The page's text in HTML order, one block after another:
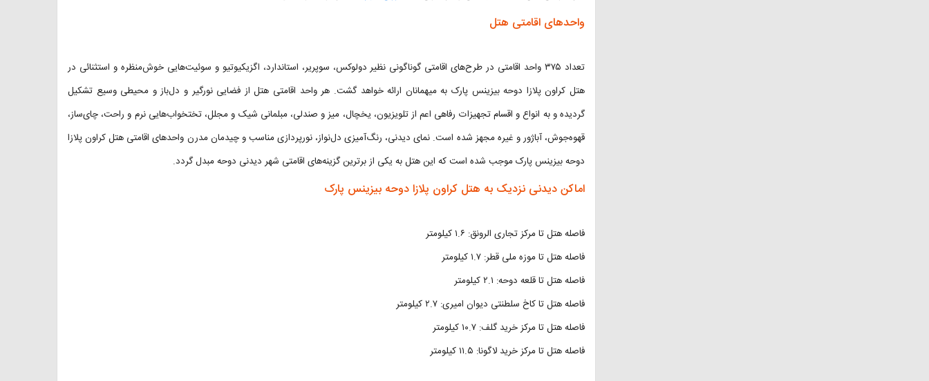
واحدهای اقامتی هتل
تعداد ۳۷۵ واحد اقامتی در طرح‌های اقامتی گوناگونی نظیر دولوکس، سوپریر، استاندارد، اگزیکیوتیو و سوئیت‌هایی خوش‌منظره و استثنائی در
هتل کراون پلازا دوحه بیزینس پارک به میهمانان ارائه خواهد گشت. هر واحد اقامتی هتل از فضایی نورگیر و دل‌باز و محیطی وسیع تشکیل
گردیده و به انواع و اقسام تجهیزات رفاهی اعم از تلویزیون، یخچال، میز و صندلی، مبلمانی شیک و مجلل، تختخواب‌هایی نرم و راحت، چای‌ساز،
قهوه‌جوش، آباژور و غیره مجهز شده است. نمای دیدنی، رنگ‌آمیزی دل‌نواز، نورپردازی مناسب و چیدمان مدرن واحدهای اقامتی هتل کراون پلازا
دوحه بیزینس پارک موجب شده است که این هتل به یکی از برترین گزینه‌های اقامتی شهر دیدنی دوحه مبدل گردد.
اماکن دیدنی نزدیک به هتل کراون پلازا دوحه بیزینس پارک
فاصله هتل تا مرکز تجاری الرونق: ۱.۶ کیلومتر
فاصله هتل تا موزه ملی قطر: ۱.۷ کیلومتر
فاصله هتل تا قلعه دوحه: ۲.۱ کیلومتر
فاصله هتل تا کاخ سلطنتی دیوان امیری: ۲.۷ کیلومتر
فاصله هتل تا مرکز خرید گلف: ۱۰.۷ کیلومتر
فاصله هتل تا مرکز خرید لاگونا: ۱۱.۵ کیلومتر